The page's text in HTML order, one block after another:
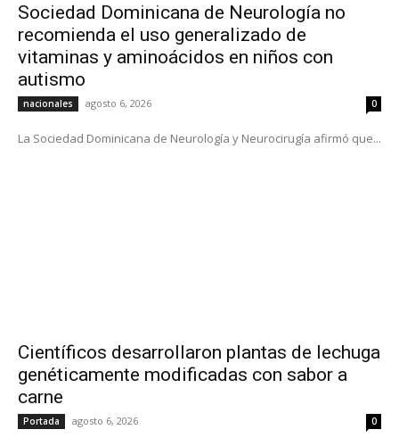
Sociedad Dominicana de Neurología no
recomienda el uso generalizado de
vitaminas y aminoácidos en niños con
autismo
nacionales agosto 6, 2026 0
La Sociedad Dominicana de Neurología y Neurocirugía afirmó que...
Científicos desarrollaron plantas de lechuga
genéticamente modificadas con sabor a
carne
Portada agosto 6, 2026 0